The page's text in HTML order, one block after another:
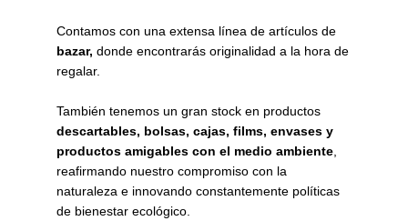
Contamos con una extensa línea de artículos de
bazar, donde encontrarás originalidad a la hora de
regalar.
También tenemos un gran stock en productos
descartables, bolsas, cajas, films, envases y
productos amigables con el medio ambiente,
reafirmando nuestro compromiso con la
naturaleza e innovando constantemente políticas
de bienestar ecológico.